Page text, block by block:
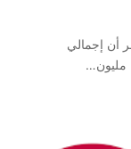
أن إجمالي